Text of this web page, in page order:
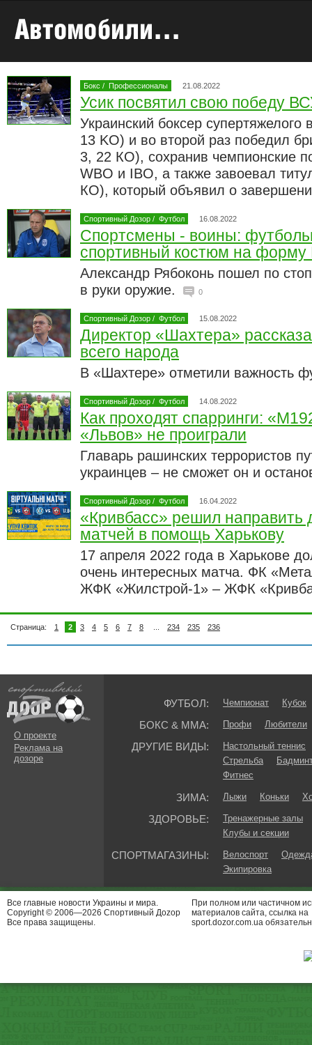
Бокс / Профессионалы 21.08.2022
Усик посвятил свою победу
Украинский боксер
13 KO) и во второй раз победил
3, 22 КО), сохранив чемпионские
WBO и IBO, а также завоевал
КО), который объявил о
Спортивный Дозор / Футбол 16.08.2022
Спортсмены - воины:
спортивный костюм на
Александр Рябоконь пошел по
в руки оружие.
0
Спортивный Дозор / Футбол 15.08.2022
Директор «Шахтера»
всего народа
В «Шахтере» отметили важность
Спортивный Дозор / Футбол 14.08.2022
Как проходят спарринги:
«Львов» не проиграли
Главарь рашинских террористов
украинцев – не сможет он и
Спортивный Дозор / Футбол 16.04.2022
«Кривбасс» решил направить
матчей в помощь Харькову
17 апреля 2022 года в Харькове
очень интересных матча. ФК
ЖФК «Жилстрой-1» – ЖФК
Страница: 1 2 3 4 5 6 7 8 234 235 236
О проекте
Реклама на
дозоре
ФУТБОЛ: Чемпионат Кубок
БОКС & ММА: Профи Любители
ДРУГИЕ ВИДЫ:
Настольный теннис
Стрельба
Фитнес
ЗИМА: Лыжи Коньки
ЗДОРОВЬЕ:
Тренажерные залы
Клубы и секции
СПОРТМАГАЗИНЫ: Велоспорт
Экипировка
Все главные новости Украины и мира.
Copyright © 2006—2026 Спортивный Доzор
Все права защищены.
При полном или частичном
материалов сайта, ссылка на
sport.dozor.com.ua